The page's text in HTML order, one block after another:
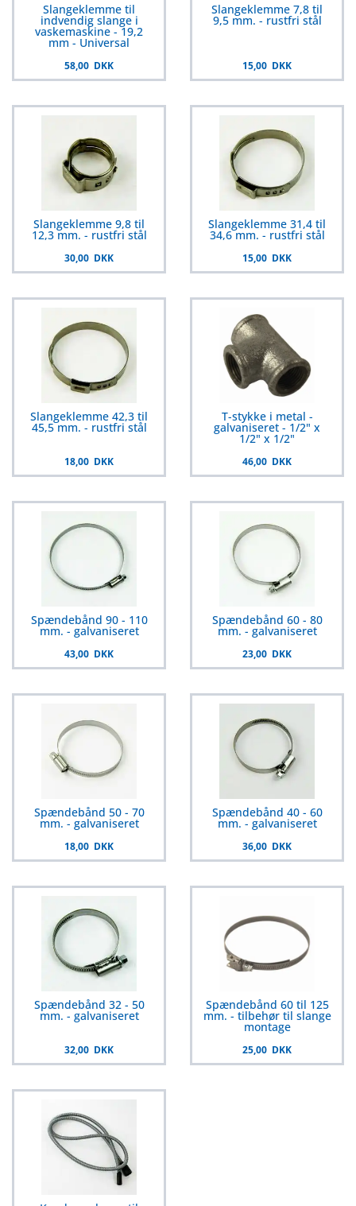
Slangeklemme til
indvendig slange i
vaskemaskine - 19,2
mm - Universal
58,00 DKK
Slangeklemme 7,8 til
9,5 mm. - rustfri stål
15,00 DKK
Slangeklemme 9,8 til
12,3 mm. - rustfri stål
30,00 DKK
Slangeklemme 31,4 til
34,6 mm. - rustfri stål
15,00 DKK
Slangeklemme 42,3 til
45,5 mm. - rustfri stål
18,00 DKK
T-stykke i metal -
galvaniseret - 1/2" x
1/2" x 1/2"
46,00 DKK
Spændebånd 90 - 110
mm. - galvaniseret
43,00 DKK
Spændebånd 60 - 80
mm. - galvaniseret
23,00 DKK
Spændebånd 50 - 70
mm. - galvaniseret
18,00 DKK
Spændebånd 40 - 60
mm. - galvaniseret
36,00 DKK
Spændebånd 32 - 50
mm. - galvaniseret
32,00 DKK
Spændebånd 60 til 125
mm. - tilbehør til slange
montage
25,00 DKK